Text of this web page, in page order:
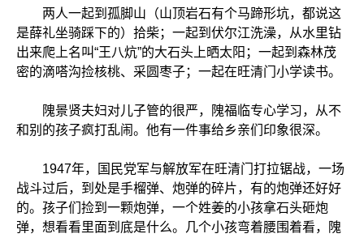
两人一起到孤脚山（山顶岩石有个马蹄形坑，都说这
是薛礼坐骑踩下的）拾柴；一起到伏尔江洗澡，从水里钻
出来爬上名叫“王八炕”的大石头上晒太阳；一起到森林茂
密的滴嗒沟捡核桃、采圆枣子；一起在旺清门小学读书。
隗景贤夫妇对儿子管的很严，隗福临专心学习，从不
和别的孩子疯打乱闹。他有一件事给乡亲们印象很深。
1947年，国民党军与解放军在旺清门打拉锯战，一场
战斗过后，到处是手榴弹、炮弹的碎片，有的炮弹还好好
的。孩子们捡到一颗炮弹，一个姓姜的小孩拿石头砸炮
弹，想看看里面到底是什么。几个小孩弯着腰围着看，隗